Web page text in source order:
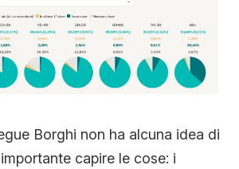
Borghi non ha alcuna idea di
capire le cose: i